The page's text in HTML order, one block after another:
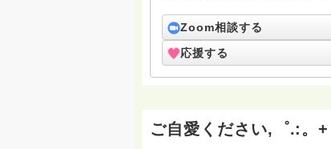
Zoom相談する
応援する
ご自愛ください,゜.:。+